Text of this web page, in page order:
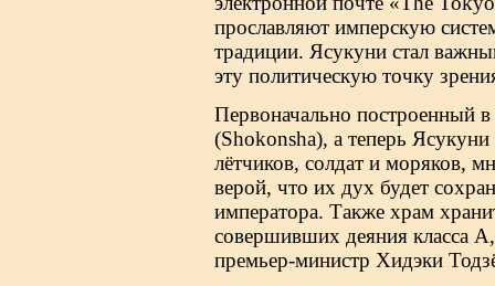
прославляют имперскую
традиции. Ясукуни стал
эту политическую точку
Первоначально построенный
(Shokonsha), а теперь
лётчиков, солдат и моряков,
верой, что их дух будет
императора. Также храм
совершивших деяния класса
премьер-министр Хидэки